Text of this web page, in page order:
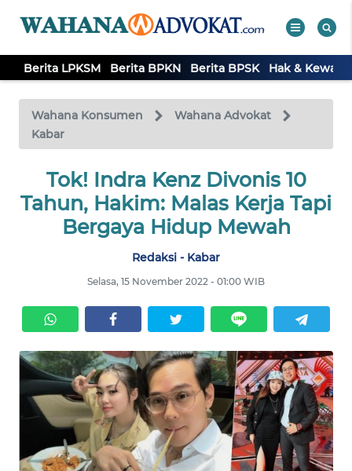
Berita LPKSM Berita BPKN Berita BPSK Hak &
Wahana Konsumen
Wahana Advokat
Kabar
Tok! Indra Kenz Divonis 10
Tahun, Hakim: Malas Kerja Tapi
Bergaya Hidup Mewah
Redaksi - Kabar
Selasa, 15 November 2022 - 01:00 WIB
TV
Tutup
LPKSM
KEWAJIBAN
KONSUMEN
WAHANA
ADVOKAT